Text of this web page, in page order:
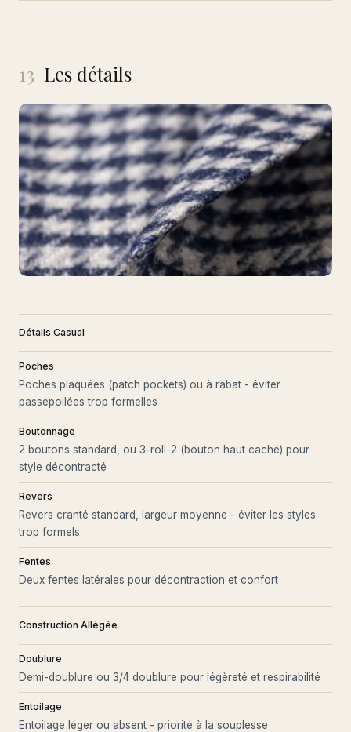
13 Les détails
Détails Casual
Poches
Poches plaquées (patch pockets) ou à rabat - éviter
passepoilées trop formelles
Boutonnage
2 boutons standard, ou 3-roll-2 (bouton haut caché) pour
style décontracté
Revers
Revers cranté standard, largeur moyenne - éviter les styles
trop formels
Fentes
Deux fentes latérales pour décontraction et confort
Construction Allégée
Doublure
Demi-doublure ou 3/4 doublure pour légèreté et respirabilité
Entoilage
Entoilage léger ou absent - priorité à la souplesse